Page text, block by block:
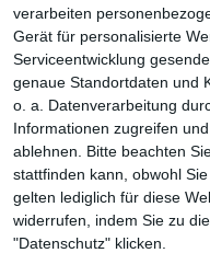
verarbeiten
Gerät für personalisierte
Serviceentwicklung
genaue Standortdaten und
o. a. Datenverarbeitung
Informationen zugreifen
ablehnen.
Bitte beachten
stattfinden kann, obwohl
gelten lediglich für diese
widerrufen, indem Sie zu
"Datenschutz" klicken.
8/10
Xandria
Eclipse